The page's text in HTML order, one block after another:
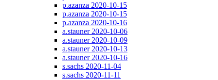
p.azanza 2020-10-15
p.azanza 2020-10-15
p.azanza 2020-10-16
a.stauner 2020-10-06
a.stauner 2020-10-09
a.stauner 2020-10-13
a.stauner 2020-10-16
s.sachs 2020-11-04
s.sachs 2020-11-11